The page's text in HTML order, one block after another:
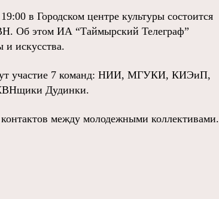
в Городском центре культуры состоится
Об этом ИА “Таймырский Телеграф”
и искусства.
участие 7 команд: НИИ, МГУКИ, КИЭиП,
Дудинки.
между молодежными коллективами.